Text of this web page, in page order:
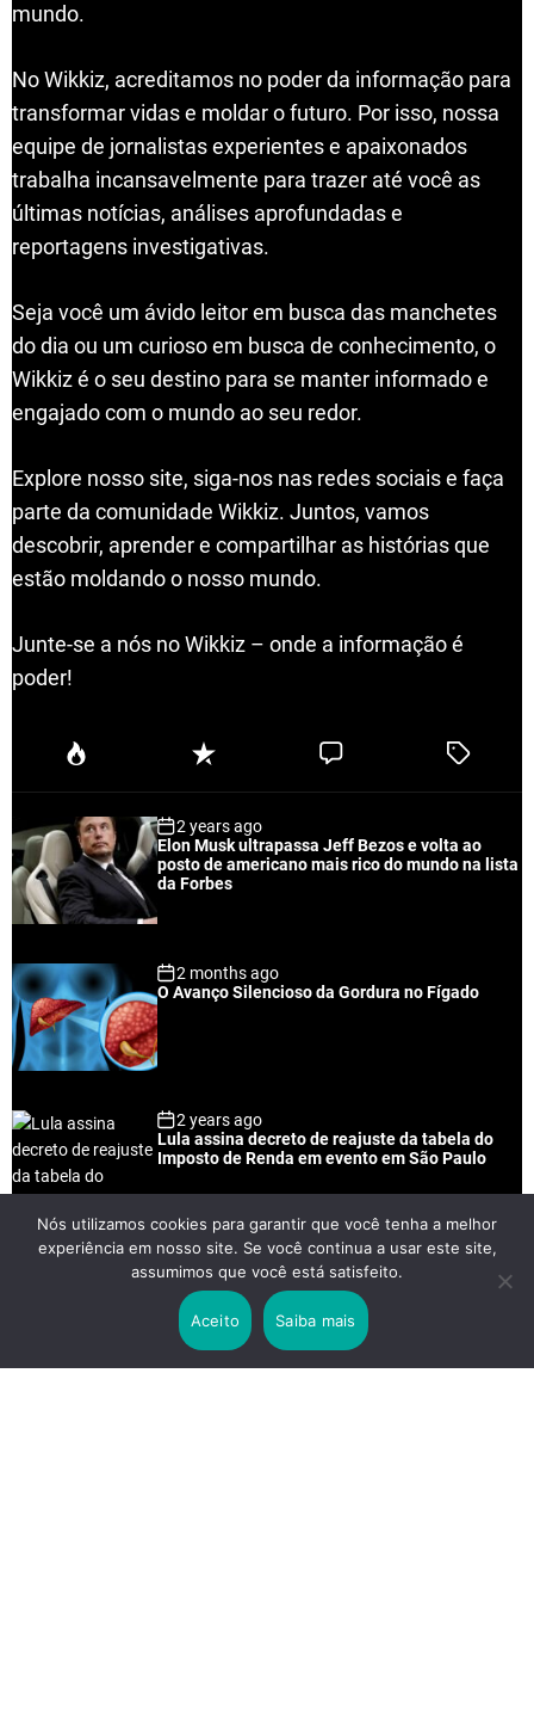
mundo.
No Wikkiz, acreditamos no poder da informação para
transformar vidas e moldar o futuro. Por isso, nossa
equipe de jornalistas experientes e apaixonados
trabalha incansavelmente para trazer até você as
últimas notícias, análises aprofundadas e
reportagens investigativas.
Seja você um ávido leitor em busca das manchetes
do dia ou um curioso em busca de conhecimento, o
Wikkiz é o seu destino para se manter informado e
engajado com o mundo ao seu redor.
Explore nosso site, siga-nos nas redes sociais e faça
parte da comunidade Wikkiz. Juntos, vamos
descobrir, aprender e compartilhar as histórias que
estão moldando o nosso mundo.
Junte-se a nós no Wikkiz – onde a informação é
poder!
P
u
a
r
R
e
n
t
C
e
T
e
2 years ago
Elon Musk ultrapassa Jeff Bezos e volta ao
posto de americano mais rico do mundo na lista
da Forbes
2 months ago
O Avanço Silencioso da Gordura no Fígado
2 years ago
Lula assina decreto de reajuste da tabela do
Imposto de Renda em evento em São Paulo
2 years ago
Lei Rouanet e Petrobras financiam evento em
que Lula pediu votos para Boulos
Nós utilizamos cookies para garantir que você tenha a melhor
experiência em nosso site. Se você continua a usar este site,
assumimos que você está satisfeito.
Aceito Saiba mais